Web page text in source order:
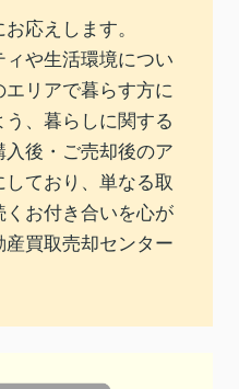
応えします。
ィや生活環境につい
リアで暮らす方に
、暮らしに関する
後・ご売却後のア
ており、単なる取
お付き合いを心が
買取売却センター